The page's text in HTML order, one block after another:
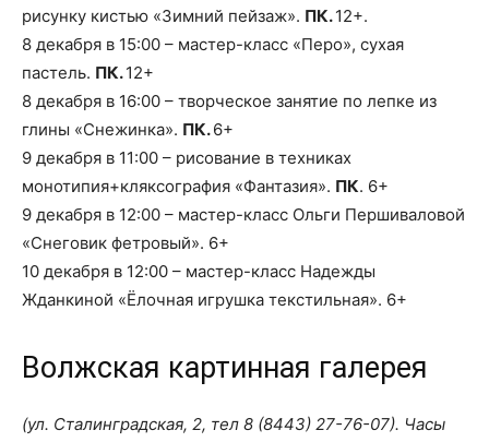
рисунку кистью «Зимний пейзаж». ПК.12+.
8 декабря в 15:00 – мастер-класс «Перо», сухая
пастель. ПК.12+
8 декабря в 16:00 – творческое занятие по лепке из
глины «Снежинка». ПК.6+
9 декабря в 11:00 – рисование в техниках
монотипия+кляксография «Фантазия». ПК. 6+
9 декабря в 12:00 – мастер-класс Ольги Першиваловой
«Снеговик фетровый». 6+
10 декабря в 12:00 – мастер-класс Надежды
Жданкиной «Ёлочная игрушка текстильная». 6+
Волжская картинная галерея
(ул. Сталинградская, 2, тел 8 (8443) 27-76-07). Часы